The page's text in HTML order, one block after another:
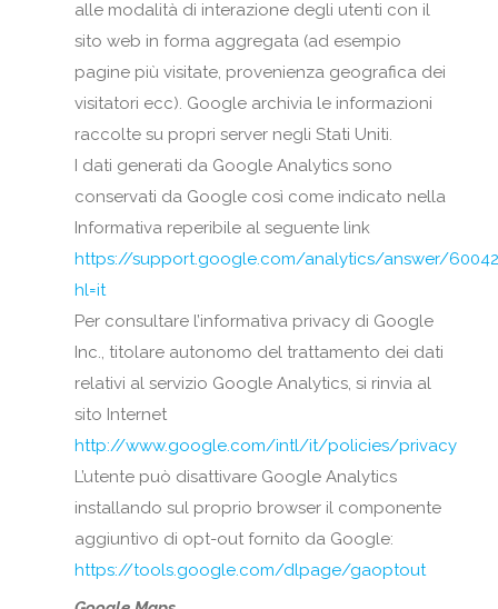
alle modalità di interazione degli utenti con il
sito web in forma aggregata (ad esempio
pagine più visitate, provenienza geografica dei
visitatori ecc). Google archivia le informazioni
raccolte su propri server negli Stati Uniti.
I dati generati da Google Analytics sono
conservati da Google così come indicato nella
Informativa reperibile al seguente link
https://support.google.com/analytics/answer/
hl=it
Per consultare l’informativa privacy di Google
Inc., titolare autonomo del trattamento dei dati
relativi al servizio Google Analytics, si rinvia al
sito Internet
http://www.google.com/intl/it/policies/privacy
L’utente può disattivare Google Analytics
installando sul proprio browser il componente
aggiuntivo di opt-out fornito da Google:
https://tools.google.com/dlpage/gaoptout